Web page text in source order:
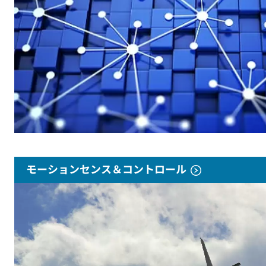
モーションセンス＆コントロール